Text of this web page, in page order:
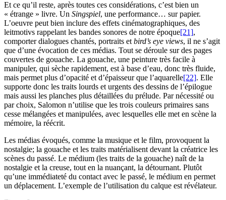
Et ce qu’il reste, après toutes ces considérations, c’est bien un
« étrange » livre. Un Singspiel, une performance… sur papier.
L’oeuvre peut bien inclure des effets cinématographiques, des
leitmotivs rappelant les bandes sonores de notre époque[21],
comporter dialogues chantés, portraits et bird’s eye views, il ne s’agit
que d’une évocation de ces médias. Tout se déroule sur des pages
couvertes de gouache. La gouache, une peinture très facile à
manipuler, qui sèche rapidement, est à base d’eau, donc très fluide,
mais permet plus d’opacité et d’épaisseur que l’aquarelle[22]. Elle
supporte donc les traits lourds et urgents des dessins de l’épilogue
mais aussi les planches plus détaillées du prélude. Par nécessité ou
par choix, Salomon n’utilise que les trois couleurs primaires sans
cesse mélangées et manipulées, avec lesquelles elle met en scène la
mémoire, la réécrit.
Les médias évoqués, comme la musique et le film, provoquent la
nostalgie; la gouache et les traits matérialisent devant la créatrice les
scènes du passé. Le médium (les traits de la gouache) naît de la
nostalgie et la creuse, tout en la nuançant, la détournant. Plutôt
qu’une immédiateté du contact avec le passé, le médium en permet
un déplacement. L’exemple de l’utilisation du calque est révélateur.